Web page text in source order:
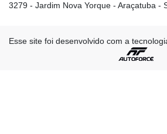
3279 - Jardim Nova Yorque - Araçatuba -
Esse site foi desenvolvido com a